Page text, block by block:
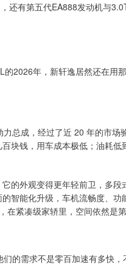
还有第五代EA888发动机与
2026年，新轩逸居然还在用
总成，经过了近 20 年的市
块钱，用车成本极低；油耗
的外观变得更年轻前卫，多
智能化升级，车机流畅度、
紧凑级家轿里，空间依然是
的需求不是零百加速有多快